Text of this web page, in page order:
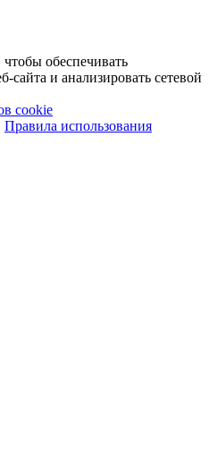
обеспечивать
сайта и анализировать сетевой
cookie
Правила использования